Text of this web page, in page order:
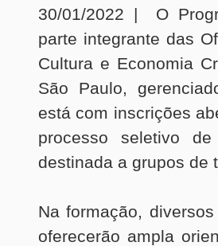
30/01/2022 | O
parte integrante das
Cultura e Economia
São Paulo,
está com inscrições
processo seletivo
destinada a grupos de
Na formação,
oferecerão ampla